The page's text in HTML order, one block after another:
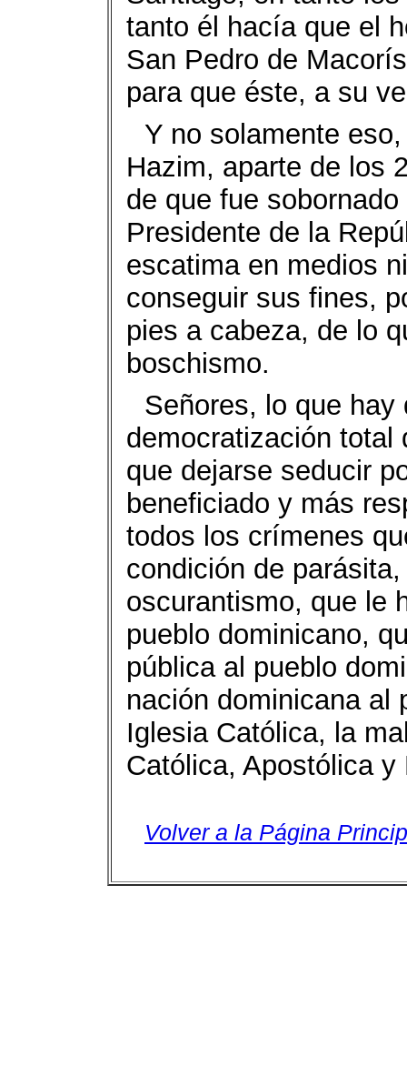
tanto él hacía que el
San Pedro de
para que éste, a su
Y no solamente
Hazim, aparte de los
de que fue
Presidente de la
escatima en medios
conseguir sus fines,
pies a cabeza, de lo
boschismo.
Señores, lo que hay
democratización total
que dejarse seducir
beneficiado y más
todos los crímenes
condición de
oscurantismo, que le
pueblo dominicano,
pública al pueblo
nación dominicana al
Iglesia Católica, la
Católica, Apostólica y
Volver a la Página